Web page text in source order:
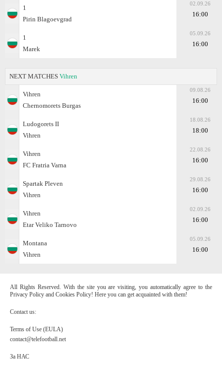
1
Pirin Blagoevgrad
02.09.26
16:00
1
Marek
05.09.26
16:00
NEXT MATCHES Vihren
Vihren
Chernomorets Burgas
09.08.26
16:00
Ludogorets II
Vihren
18.08.26
18:00
Vihren
FC Fratria Varna
22.08.26
16:00
Spartak Pleven
Vihren
29.08.26
16:00
Vihren
Etar Veliko Tarnovo
02.09.26
16:00
Montana
Vihren
05.09.26
16:00
All Rights Reserved. With the site you are visiting, you automatically agree to the
Privacy Policy and Cookies Policy! Here you can get acquainted with them!
Contact us:
Terms of Use (EULA)
contact@telefootball.net
За НАС